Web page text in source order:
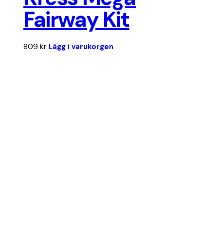
Fairway Kit
809 kr Lägg i varukorgen